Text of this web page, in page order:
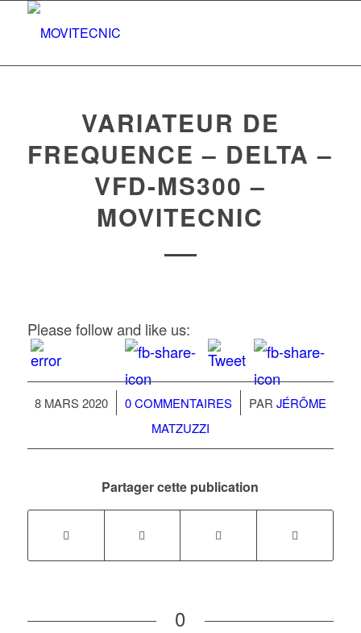
VARIATEUR DE
FREQUENCE – DELTA –
VFD-MS300 –
MOVITECNIC
Please follow and like us:
8 MARS 2020
/ 0 COMMENTAIRES
/ PAR JÉRÔME
MATZUZZI
Partager cette publication
0